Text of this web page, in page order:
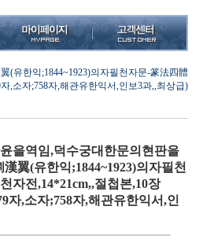
(유한익;1844~1923)의자필천자문-篆法四體
,소자;758자,해관유한익서,인보3과,,최상급)
을역임,덕수궁대한문의현판을
翼(유한익;1844~1923)의자필천
자전,14*21cm,,절첩본,10장
자,소자;758자,해관유한익서,인